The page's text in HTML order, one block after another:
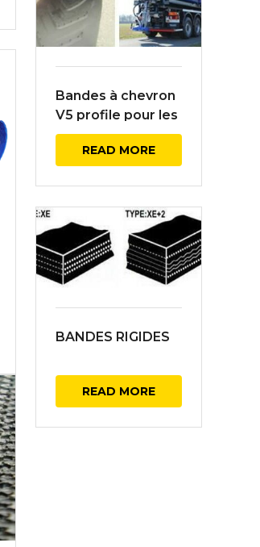
Bandes à chevron
V5 profile pour les
Saleuses
Routières
READ MORE
BANDES RIGIDES
READ MORE